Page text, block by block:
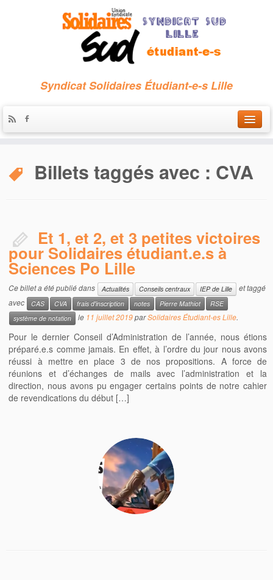
Syndicat Solidaires Étudiant-e-s Lille
Qui sommes-nous ?
Billets taggés avec : CVA
Et 1, et 2, et 3 petites victoires
pour Solidaires étudiant.e.s à
Sciences Po Lille
Ce billet a été publié dans Actualités Conseils centraux IEP de Lille
et taggé
avec
CAS CVA frais d'inscription notes Pierre Mathiot
RSE
système de notation
le 11 juillet 2019parSolidaires Étudiant-es Lille.
Pour le dernier Conseil d’Administration de l’année, nous étions
préparé.e.s comme jamais. En effet, à l’ordre du jour nous avons
réussi à mettre en place 3 de nos propositions. A force de
réunions et d’échanges de mails avec l’administration et la
direction, nous avons pu engager certains points de notre cahier
de revendications du début […]